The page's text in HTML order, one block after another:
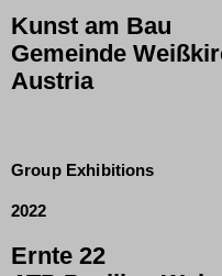
Kunst am Bau
Gemeinde
Austria
Group Exhibitions
2022
Ernte 22